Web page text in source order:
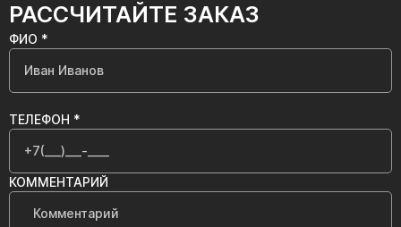
РАССЧИТАЙТЕ ЗАКАЗ
ФИО *
ТЕЛЕФОН *
КОММЕНТАРИЙ